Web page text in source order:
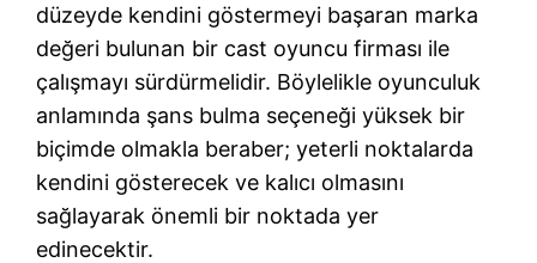
düzeyde kendini göstermeyi başaran marka
değeri bulunan bir cast oyuncu firması ile
çalışmayı sürdürmelidir. Böylelikle oyunculuk
anlamında şans bulma seçeneği yüksek bir
biçimde olmakla beraber; yeterli noktalarda
kendini gösterecek ve kalıcı olmasını
sağlayarak önemli bir noktada yer
edinecektir.